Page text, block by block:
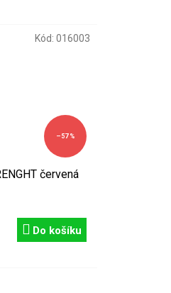
–57 %
červená
Do košíku
Kód: 016003